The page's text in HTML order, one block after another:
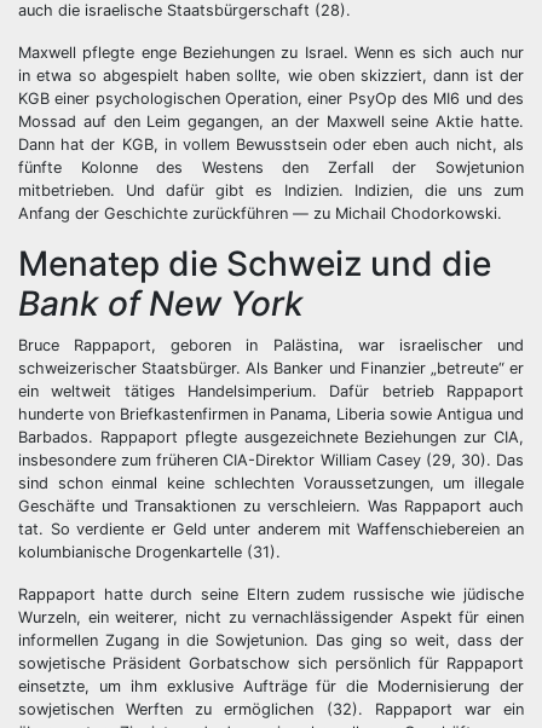
auch die israelische Staatsbürgerschaft (28).
Maxwell pflegte enge Beziehungen zu Israel. Wenn es sich auch nur
in etwa so abgespielt haben sollte, wie oben skizziert, dann ist der
KGB einer psychologischen Operation, einer PsyOp des MI6 und des
Mossad auf den Leim gegangen, an der Maxwell seine Aktie hatte.
Dann hat der KGB, in vollem Bewusstsein oder eben auch nicht, als
fünfte Kolonne des Westens den Zerfall der Sowjetunion
mitbetrieben. Und dafür gibt es Indizien. Indizien, die uns zum
Anfang der Geschichte zurückführen — zu Michail Chodorkowski.
Menatep die Schweiz und die
Bank of New York
Bruce Rappaport, geboren in Palästina, war israelischer und
schweizerischer Staatsbürger. Als Banker und Finanzier „betreute“ er
ein weltweit tätiges Handelsimperium. Dafür betrieb Rappaport
hunderte von Briefkastenfirmen in Panama, Liberia sowie Antigua und
Barbados. Rappaport pflegte ausgezeichnete Beziehungen zur CIA,
insbesondere zum früheren CIA-Direktor William Casey (29, 30). Das
sind schon einmal keine schlechten Voraussetzungen, um illegale
Geschäfte und Transaktionen zu verschleiern. Was Rappaport auch
tat. So verdiente er Geld unter anderem mit Waffenschiebereien an
kolumbianische Drogenkartelle (31).
Rappaport hatte durch seine Eltern zudem russische wie jüdische
Wurzeln, ein weiterer, nicht zu vernachlässigender Aspekt für einen
informellen Zugang in die Sowjetunion. Das ging so weit, dass der
sowjetische Präsident Gorbatschow sich persönlich für Rappaport
einsetzte, um ihm exklusive Aufträge für die Modernisierung der
sowjetischen Werften zu ermöglichen (32). Rappaport war ein